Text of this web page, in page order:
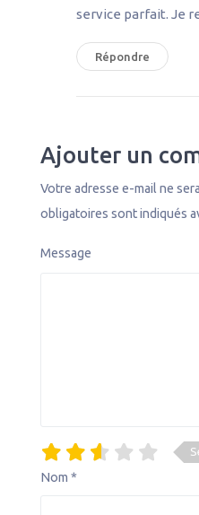
service parfait. Je
Répondre
Ajouter un
Votre adresse e-mail ne
obligatoires sont indiqués
Message
Nom *